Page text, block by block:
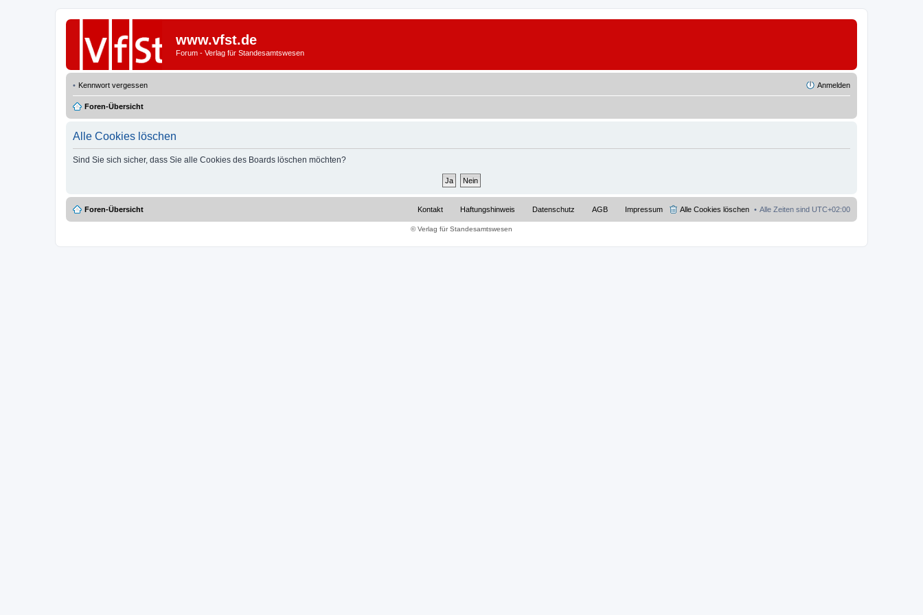
www.vfst.de
Forum - Verlag für Standesamtswesen
Kennwort vergessen Anmelden
Foren-Übersicht
Alle Cookies löschen
Sind Sie sich sicher, dass Sie alle Cookies des Boards löschen möchten?
Foren-Übersicht Alle Zeiten sind UTC+02:00
Alle Cookies löschen
Impressum
AGB
Datenschutz
Haftungshinweis
Kontakt
© Verlag für Standesamtswesen